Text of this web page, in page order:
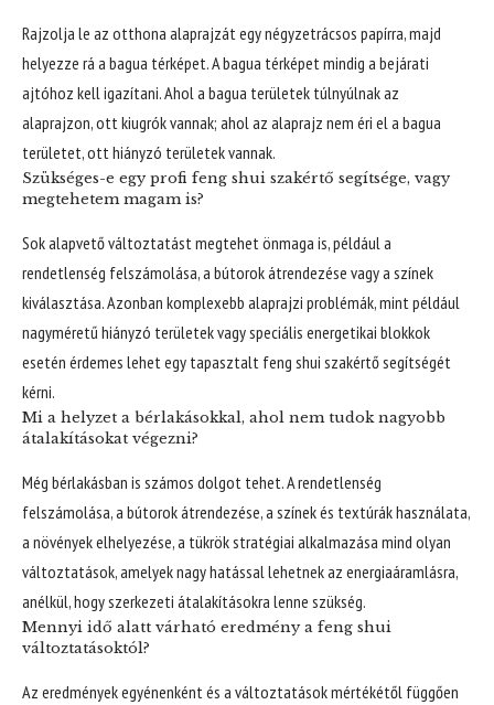
Rajzolja le az otthona alaprajzát egy négyzetrácsos papírra, majd
helyezze rá a bagua térképet. A bagua térképet mindig a bejárati
ajtóhoz kell igazítani. Ahol a bagua területek túlnyúlnak az
alaprajzon, ott kiugrók vannak; ahol az alaprajz nem éri el a bagua
területet, ott hiányzó területek vannak.
Szükséges-e egy profi feng shui szakértő segítsége, vagy
megtehetem magam is?
Sok alapvető változtatást megtehet önmaga is, például a
rendetlenség felszámolása, a bútorok átrendezése vagy a színek
kiválasztása. Azonban komplexebb alaprajzi problémák, mint például
nagyméretű hiányzó területek vagy speciális energetikai blokkok
esetén érdemes lehet egy tapasztalt feng shui szakértő segítségét
kérni.
Mi a helyzet a bérlakásokkal, ahol nem tudok nagyobb
átalakításokat végezni?
Még bérlakásban is számos dolgot tehet. A rendetlenség
felszámolása, a bútorok átrendezése, a színek és textúrák használata,
a növények elhelyezése, a tükrök stratégiai alkalmazása mind olyan
változtatások, amelyek nagy hatással lehetnek az energiaáramlásra,
anélkül, hogy szerkezeti átalakításokra lenne szükség.
Mennyi idő alatt várható eredmény a feng shui
változtatásoktól?
Az eredmények egyénenként és a változtatások mértékétől függően